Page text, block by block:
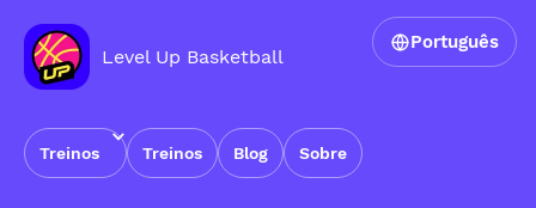
Level Up Basketball
Treinos Treinos Blog Sobre
Português